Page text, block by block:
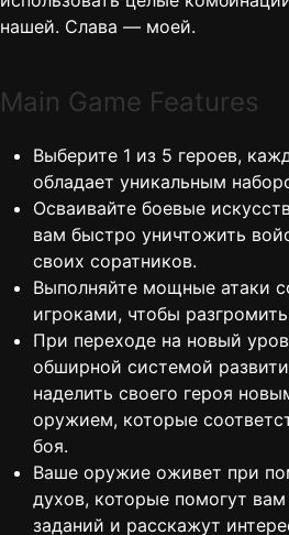
нашей. Слава — моей.
Main Game Features
Выберите 1 из 5 героев,
обладает уникальным
Осваивайте боевые
вам быстро уничтожить
своих соратников.
Выполняйте мощные атаки
игроками, чтобы
При переходе на новый
обширной системой
наделить своего героя
оружием, которые
боя.
Ваше оружие оживет при
духов, которые помогут
заданий и расскажут